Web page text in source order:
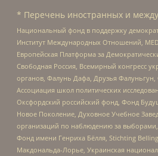
* Перечень иностранных и
Национальный фонд в поддержку
Институт Международных Отношений,
Европейская Платформа за
Свободная Россия, Всемирный конгресс
органов, Фалунь Дафа, Друзья Фалуньгун,
Ассоциация школ политических
Оксфордский российский фонд, Фонд
Новое Поколение, Духовное Учебное
организаций по наблюдению за
Фонд имени Генриха Бёлля, Stichting
Макдональда-Лорье, Украинская